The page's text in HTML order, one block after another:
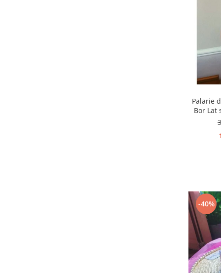
Palarie
Bor Lat
-40%